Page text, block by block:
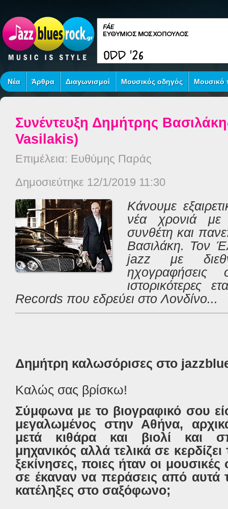
Νέα Άρθρα Διαγωνισμοί Μουσικός οδηγός Μουσικό
Συνέντευξη Δημήτρης
Vasilakis)
Επιμέλεια: Ευθύμης Παράς
Δημοσιεύτηκε 12/1/2019 11:30
Κάνουμε
νέα χρονιά με
συνθέτη και
Βασιλάκη. Τον
jazzμε
ιστορικότερες
Records που εδρεύει στο Λονδίνο...
Δημήτρη καλωσόρισες στο jazz
Καλώς σας βρίσκω!
Σύμφωνα με το βιογραφικό σου
μεγαλωμένος στην Αθήνα,
μετά κιθάρα και βιολί και
μηχανικός αλλά τελικά σε
ξεκίνησες, ποιες ήταν οι
σε έκαναν να περάσεις από αυτά
κατέληξες στο σαξόφωνο;